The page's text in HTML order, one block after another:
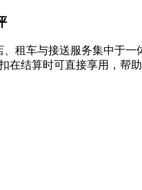
、租车与接送服务集中于
在结算时可直接享用，帮